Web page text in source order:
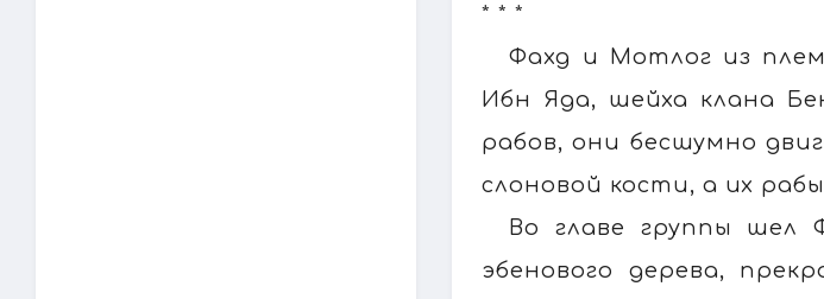
* * *
Фахд и Мотлог из
Ибн Яда, шейха клана
рабов, они бесшумно
слоновой кости, а их
Во главе группы шел
эбенового дерева,